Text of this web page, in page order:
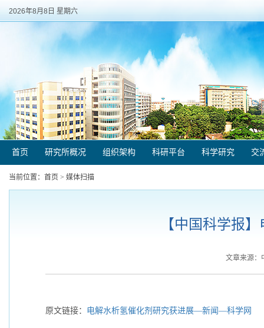
2026年8月8日 星期六
首页 研究所概况 组织架构 科研平台 科学研究 交
当前位置： 首页 > 媒体扫描
【中国科学报
文章来源：
原文链接： 电解水析氢催化剂研究获进展—新闻—科学网